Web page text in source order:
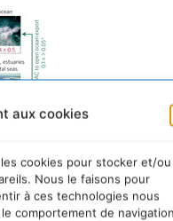
aux cookies
cookies pour stocker et/ou
Nous le faisons pour
à ces technologies nous
comportement de navigation